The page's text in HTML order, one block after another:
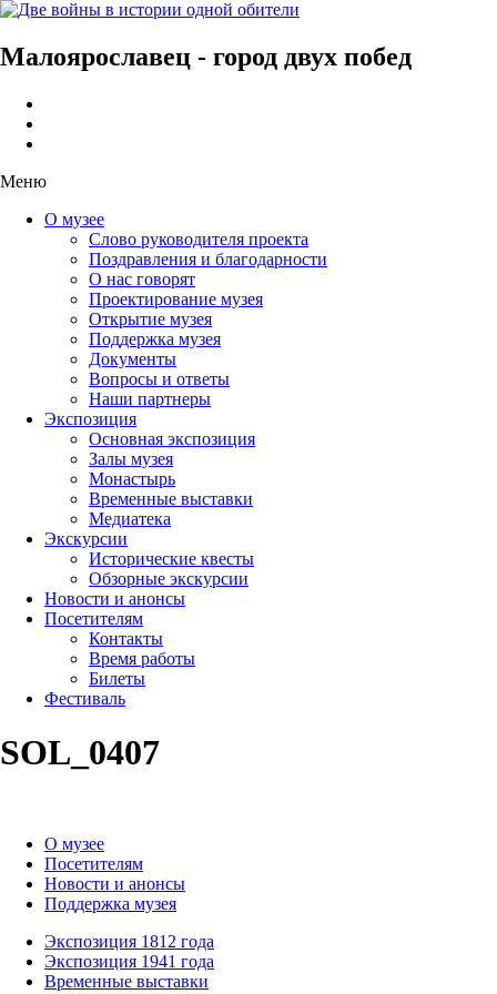
Малоярославец - город двух побед
Меню
О музее
Слово руководителя проекта
Поздравления и благодарности
О нас говорят
Проектирование музея
Открытие музея
Поддержка музея
Документы
Вопросы и ответы
Наши партнеры
Экспозиция
Основная экспозиция
Залы музея
Монастырь
Временные выставки
Медиатека
Экскурсии
Исторические квесты
Обзорные экскурсии
Новости и анонсы
Посетителям
Контакты
Время работы
Билеты
Фестиваль
SOL_0407
О музее
Посетителям
Новости и анонсы
Поддержка музея
Экспозиция 1812 года
Экспозиция 1941 года
Временные выставки